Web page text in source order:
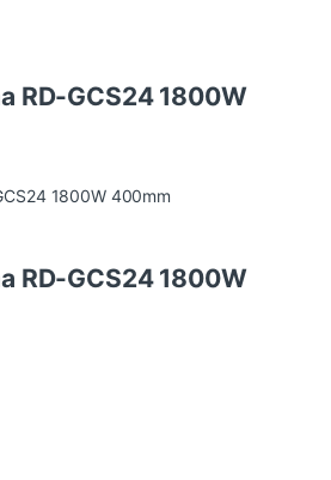
RD-GCS24 1800W
RD-GCS24 1800W